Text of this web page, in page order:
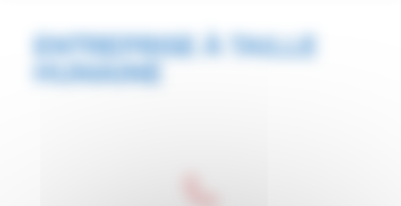
ENTREPRISE À TAILLE
HUMAINE